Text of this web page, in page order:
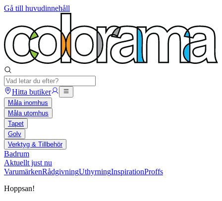
Gå till huvudinnehåll
Hitta butiker
Måla inomhus
Måla utomhus
Tapet
Golv
Verktyg & Tillbehör
Badrum
Aktuellt just nu
VarumärkenRådgivningUthyrningInspirationProffs
Hoppsan!